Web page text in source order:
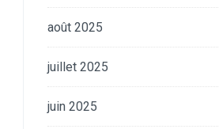
août 2025
juillet 2025
juin 2025